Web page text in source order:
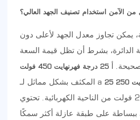
من الآمن استخدام تصنيف الجهد العالي؟
تجاوز معدل الجهد لأعلى دون
الدائرة، بشرط أن تظل قيمة السعة
أ
المكثف بشكل مماثل لـ a
وحدة في دائرة 230 فولت من الناحية الكهربائية. تحتوي
ببساطة على طبقة عازلة أكثر سمكًا